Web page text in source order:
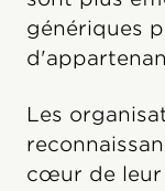
génériques
Les
cœur de leur